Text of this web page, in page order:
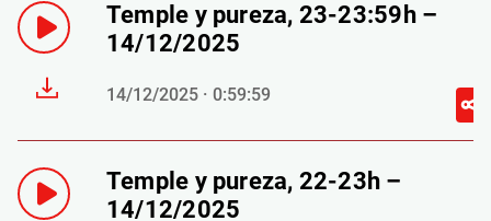
Temple y pureza, 23-23:59h –
14/12/2025
14/12/2025 · 0:59:59
Temple y pureza, 22-23h –
14/12/2025